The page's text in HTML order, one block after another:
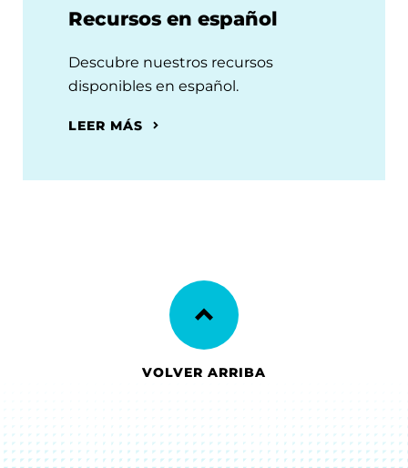
Recursos en español
Descubre nuestros recursos
disponibles en español.
LEER MÁS
VOLVER ARRIBA